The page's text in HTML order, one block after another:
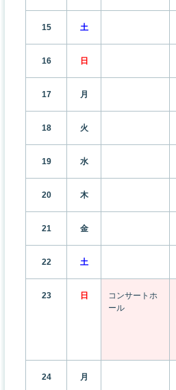
15 土
16 日
17 月
18 火
19 水
20 木
21 金
22 土
23 日
コンサートホ
ール
24 月